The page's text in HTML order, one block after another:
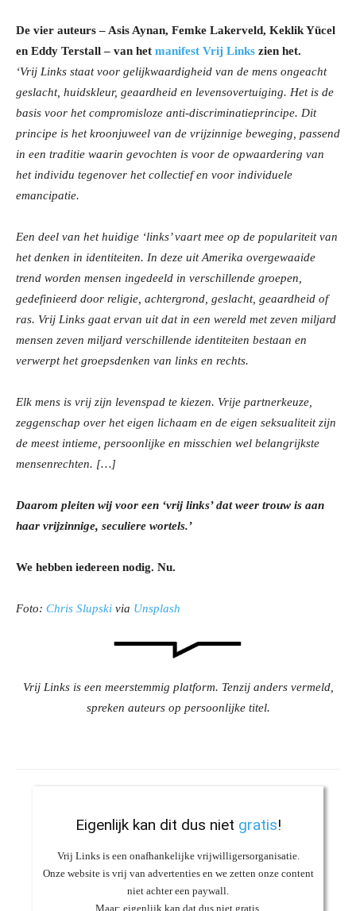
De vier auteurs – Asis Aynan, Femke Lakerveld, Keklik Yücel
en Eddy Terstall – van het manifest Vrij Links zien het.
‘Vrij Links staat voor gelijkwaardigheid van de mens ongeacht
geslacht, huidskleur, geaardheid en levensovertuiging. Het is de
basis voor het compromisloze anti-discriminatieprincipe. Dit
principe is het kroonjuweel van de vrijzinnige beweging, passend
in een traditie waarin gevochten is voor de opwaardering van
het individu tegenover het collectief en voor individuele
emancipatie.
Een deel van het huidige ‘links’ vaart mee op de populariteit van
het denken in identiteiten. In deze uit Amerika overgewaaide
trend worden mensen ingedeeld in verschillende groepen,
gedefinieerd door religie, achtergrond, geslacht, geaardheid of
ras. Vrij Links gaat ervan uit dat in een wereld met zeven miljard
mensen zeven miljard verschillende identiteiten bestaan en
verwerpt het groepsdenken van links en rechts.
Elk mens is vrij zijn levenspad te kiezen. Vrije partnerkeuze,
zeggenschap over het eigen lichaam en de eigen seksualiteit zijn
de meest intieme, persoonlijke en misschien wel belangrijkste
mensenrechten. […]
Daarom pleiten wij voor een ‘vrij links’ dat weer trouw is aan
haar vrijzinnige, seculiere wortels.’
We hebben iedereen nodig. Nu.
Foto: Chris Slupski via Unsplash
Vrij Links is een meerstemmig platform. Tenzij anders vermeld,
spreken auteurs op persoonlijke titel.
Eigenlijk kan dit dus niet gratis!
Vrij Links is een onafhankelijke vrijwilligersorganisatie.
Onze website is vrij van advertenties en we zetten onze content
niet achter een paywall.
Maar: eigenlijk kan dat dus niet gratis.